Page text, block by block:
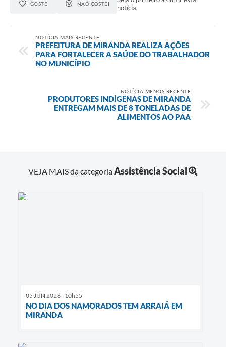
GOSTEI NÃO GOSTEI
notícia.
NOTÍCIA MAIS RECENTE
PREFEITURA DE MIRANDA REALIZA AÇÕES
PARA FORTALECER A SAÚDE DO TRABALHADOR
NO MUNICÍPIO
NOTÍCIA MENOS RECENTE
PRODUTORES INDÍGENAS DE MIRANDA
ENTREGAM MAIS DE 8 TONELADAS DE
ALIMENTOS AO PAA
VEJA MAIS da categoriaAssistência Social
05 JUN 2026 - 10h55
NO DIA DOS NAMORADOS TEM ARRAIÁ EM
MIRANDA